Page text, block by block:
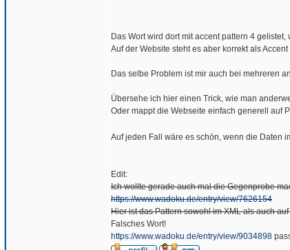
Das Wort wird dort mit accent pattern 4 gelistet,
Auf der Website steht es aber korrekt als Accent
Das selbe Problem ist mir auch bei mehreren
Übersehe ich hier einen Trick, wie man
Oder mappt die Webseite einfach generell auf
Auf jeden Fall wäre es schön, wenn die Daten
Edit:
Ich wollte gerade auch mal die Gegenprobe
https://www.wadoku.de/entry/view/7626154
Hier ist das Pattern sowohl im XML als auch
Falsches Wort!
https://www.wadoku.de/entry/view/9034898